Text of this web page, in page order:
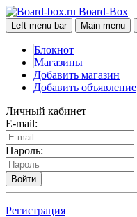
Board-Box
Left menu bar Main menu
Блокнот
Магазины
Добавить магазин
Добавить объявление
Личный кабинет
E-mail:
Пароль:
Войти
Регистрация